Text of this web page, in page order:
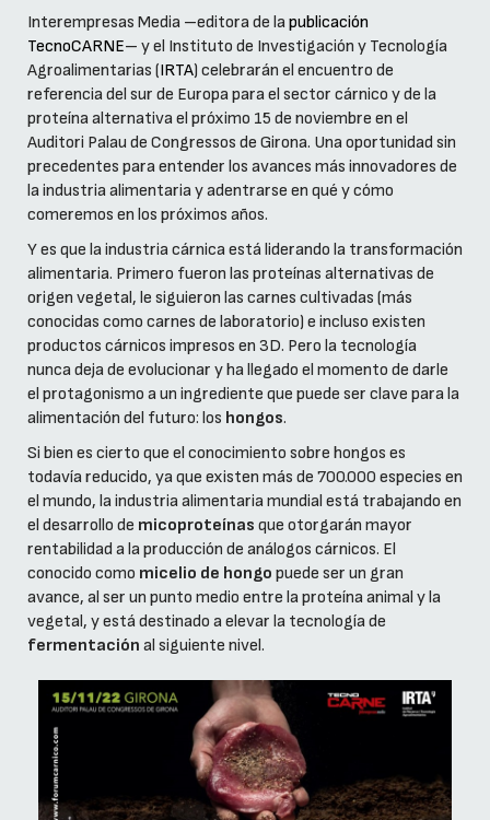
Interempresas Media –editora de lapublicación
TecnoCARNE– y el Instituto de Investigación y Tecnología
Agroalimentarias (IRTA) celebrarán el encuentro de
referencia del sur de Europa para el sector cárnico y de la
proteína alternativa el próximo 15 de noviembre en el
Auditori Palau de Congressos de Girona. Una oportunidad sin
precedentes para entender los avances más innovadores de
la industria alimentaria y adentrarse en qué y cómo
comeremos en los próximos años.
Y es que la industria cárnica está liderando la transformación
alimentaria. Primero fueron las proteínas alternativas de
origen vegetal, le siguieron las carnes cultivadas (más
conocidas como carnes de laboratorio) e incluso existen
productos cárnicos impresos en 3D. Pero la tecnología
nunca deja de evolucionar y ha llegado el momento de darle
el protagonismo a un ingrediente que puede ser clave para la
alimentación del futuro: los hongos.
Si bien es cierto que el conocimiento sobre hongos es
todavía reducido, ya que existen más de 700.000 especies en
el mundo, la industria alimentaria mundial está trabajando en
el desarrollo de micoproteínas que otorgarán mayor
rentabilidad a la producción de análogos cárnicos. El
conocido como micelio de hongo puede ser un gran
avance, al ser un punto medio entre la proteína animal y la
vegetal, y está destinado a elevar la tecnología de
fermentación al siguiente nivel.